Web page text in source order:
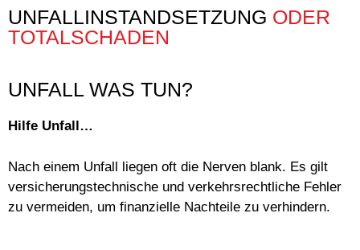
UNFALLINSTANDSETZUNG ODER
TOTALSCHADEN
UNFALL WAS TUN?
Hilfe Unfall…
Nach einem Unfall liegen oft die Nerven blank. Es gilt
versicherungstechnische und verkehrsrechtliche Fehler
zu vermeiden, um finanzielle Nachteile zu verhindern.